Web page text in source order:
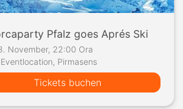
Pfalz goes Aprés Ski
November, 22:00 Ora
Pirmasens
Tickets buchen